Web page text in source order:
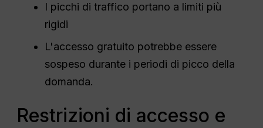
I picchi di traffico portano a limiti più
rigidi
L'accesso gratuito potrebbe essere
sospeso durante i periodi di picco della
domanda.
Restrizioni di accesso e